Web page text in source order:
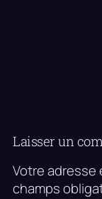
Laisser un
Votre adresse
champs